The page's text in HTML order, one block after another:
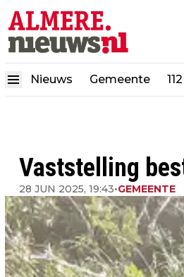
Nieuws Gemeente 112
Vaststelling
28 JUN 2025, 19:43•GEMEENTE